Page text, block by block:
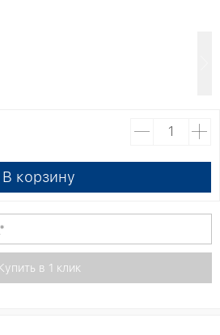
В корзину